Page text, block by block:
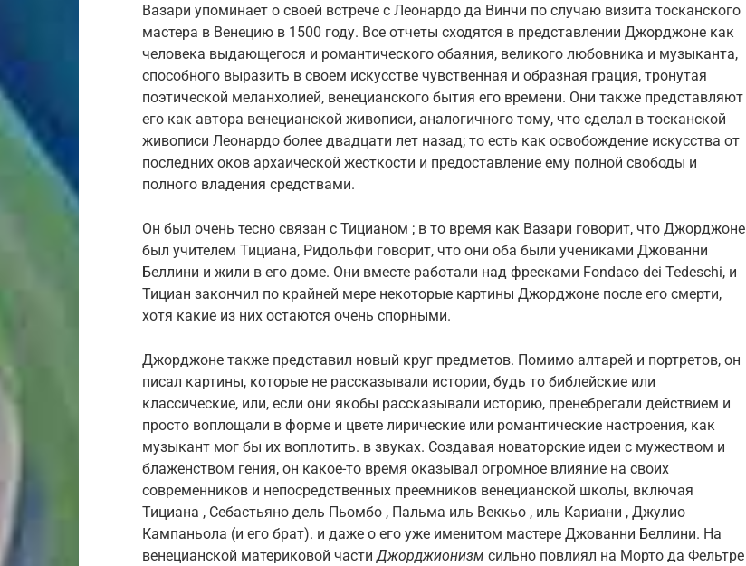
Вазари упоминает о своей встрече с Леонардо да Винчи по случаю визита тосканского
мастера в Венецию в 1500 году. Все отчеты сходятся в представлении Джорджоне как
человека выдающегося и романтического обаяния, великого любовника и музыканта,
способного выразить в своем искусстве чувственная и образная грация, тронутая
поэтической меланхолией, венецианского бытия его времени. Они также представляют
его как автора венецианской живописи, аналогичного тому, что сделал в тосканской
живописи Леонардо более двадцати лет назад; то есть как освобождение искусства от
последних оков архаической жесткости и предоставление ему полной свободы и
полного владения средствами.
Он был очень тесно связан с Тицианом ; в то время как Вазари говорит, что Джорджоне
был учителем Тициана, Ридольфи говорит, что они оба были учениками Джованни
Беллини и жили в его доме. Они вместе работали над фресками Fondaco dei Tedeschi, и
Тициан закончил по крайней мере некоторые картины Джорджоне после его смерти,
хотя какие из них остаются очень спорными.
Джорджоне также представил новый круг предметов. Помимо алтарей и портретов, он
писал картины, которые не рассказывали истории, будь то библейские или
классические, или, если они якобы рассказывали историю, пренебрегали действием и
просто воплощали в форме и цвете лирические или романтические настроения, как
музыкант мог бы их воплотить. в звуках. Создавая новаторские идеи с мужеством и
блаженством гения, он какое-то время оказывал огромное влияние на своих
современников и непосредственных преемников венецианской школы, включая
Тициана , Себастьяно дель Пьомбо , Пальма иль Веккьо , иль Кариани , Джулио
Кампаньола (и его брат). и даже о его уже именитом мастере Джованни Беллини. На
венецианской материковой части Джорджионизм сильно повлиял на Морто да Фельтре